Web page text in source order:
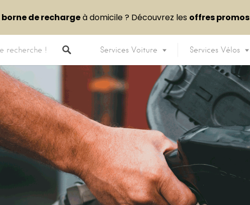
Services Voiture Services Vélos
borne de rechargeà domicile ? Découvrez les offres promos